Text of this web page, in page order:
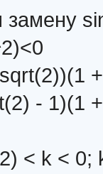
замену
- 1)(1
< k < 0;